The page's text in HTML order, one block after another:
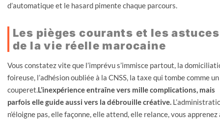
d’automatique et le hasard pimente chaque parcours.
Les pièges courants et les astuces
de la vie réelle marocaine
Vous constatez vite que l’imprévu s’immisce partout, la
foireuse, l’adhésion oubliée à la CNSS, la taxe qui tombe comme un
couperet.L’inexpérience entraîne vers mille complications, mais
parfois elle guide aussi vers la débrouille créative.
n’éloigne pas, elle façonne, elle attend, elle relance, vous apprenez